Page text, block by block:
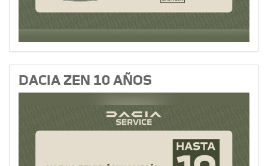
DACIA ZEN 10 AÑOS